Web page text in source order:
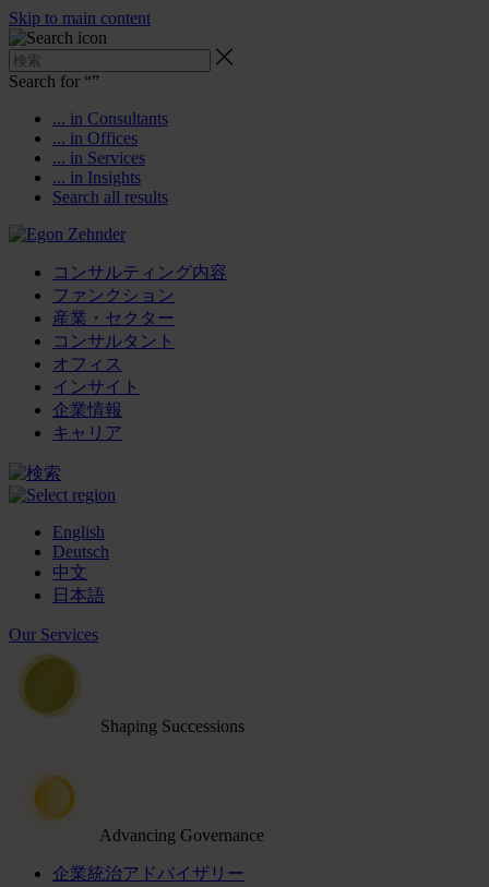
Skip to main content
Search for “”
... in Consultants
... in Offices
... in Services
... in Insights
Search all results
コンサルティング内容
ファンクション
産業・セクター
コンサルタント
オフィス
インサイト
企業情報
キャリア
English
Deutsch
中文
日本語
Our Services
Shaping Successions
Advancing Governance
企業統治アドバイザリー